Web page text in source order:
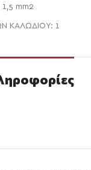
mm2
ΚΑΛΩΔΙΟΥ: 1